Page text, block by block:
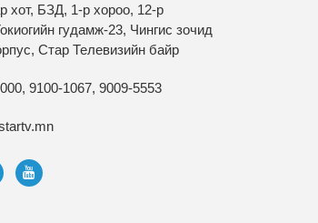
хот, БЗД, 1-р хороо, 12-р
гудамж-23, Чингис зочид
Стар Телевизийн байр
9100-1067, 9009-5553